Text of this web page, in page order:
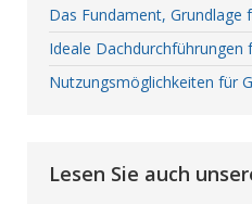
Das Fundament, Grundlage
Ideale Dachdurchführungen
Nutzungsmöglichkeiten für
Lesen Sie auch